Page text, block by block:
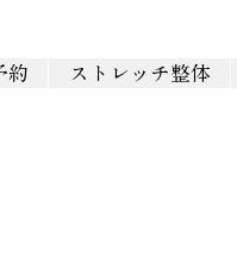
約 ストレッチ整体